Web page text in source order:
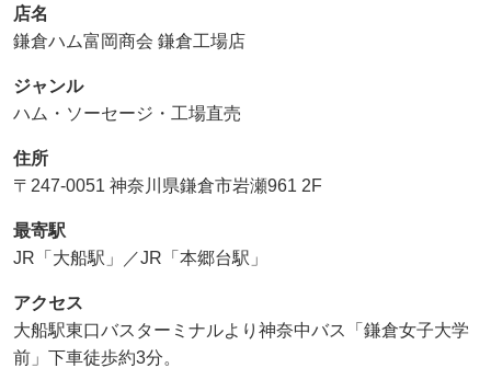
店名
鎌倉ハム富岡商会 鎌倉工場店
ジャンル
ハム・ソーセージ・工場直売
住所
〒247-0051 神奈川県鎌倉市岩瀬961 2F
最寄駅
JR「大船駅」／JR「本郷台駅」
アクセス
大船駅東口バスターミナルより神奈中バス「鎌倉女子大学
前」下車徒歩約3分。